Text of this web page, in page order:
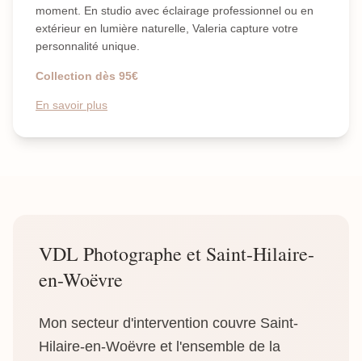
moment. En studio avec éclairage professionnel ou en
extérieur en lumière naturelle, Valeria capture votre
personnalité unique.
Collection dès 95€
En savoir plus
VDL Photographe et Saint-Hilaire-
en-Woëvre
Mon secteur d'intervention couvre Saint-
Hilaire-en-Woëvre et l'ensemble de la